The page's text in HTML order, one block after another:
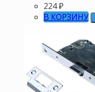
224₽
В КОРЗИНУ